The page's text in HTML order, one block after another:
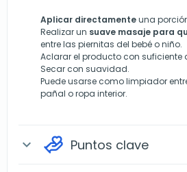
Aplicar directamenteuna
Realizar un suave masaje para
entre las piernitas del bebé o niño.
Aclarar el producto con suficiente
Secar con suavidad.
Puede usarse como limpiador
pañal o ropa interior.
expand_more Puntos clave